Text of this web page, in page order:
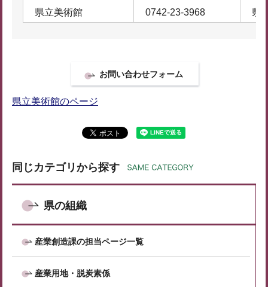
県立美術館 0742-23-3968 県
県立美術館のページ
同じカテゴリから探す
県の組織
産業創造課の担当ページ一覧
産業用地・脱炭素係